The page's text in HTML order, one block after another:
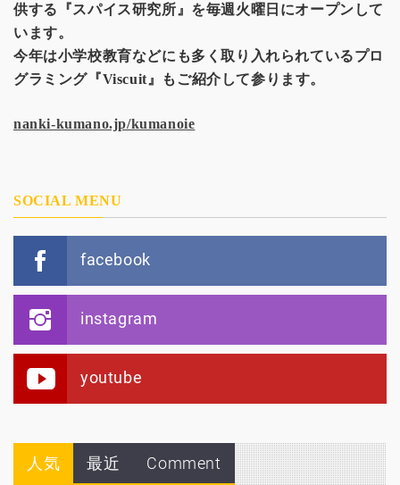
供する『スパイス研究所』を毎週火曜日にオープンして
います。
今年は小学校教育などにも多く取り入れられているプロ
グラミング『Viscuit』もご紹介して参ります。
nanki-kumano.jp/kumanoie
SOCIAL MENU
facebook
instagram
youtube
人気 最近 Comment